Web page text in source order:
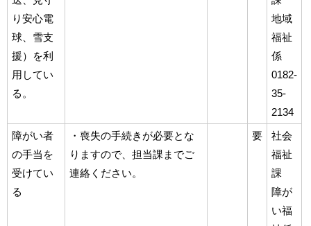
り安心電
球、雪支
援）を利
用してい
る。
地域
福祉
係
0182-
35-
2134
障がい者
の手当を
受けてい
る
・喪失の手続きが必要とな
りますので、担当課までご
連絡ください。
要
社会
福祉
課
障が
い福